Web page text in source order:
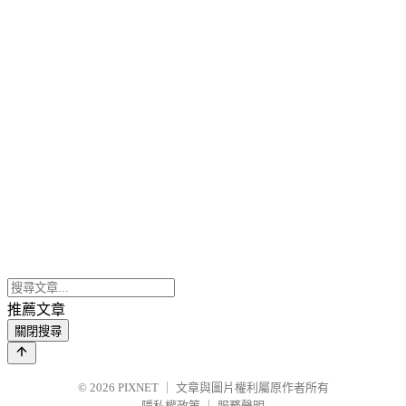
推薦文章
關閉搜尋
© 2026 PIXNET
文章與圖片權利屬原作者所有